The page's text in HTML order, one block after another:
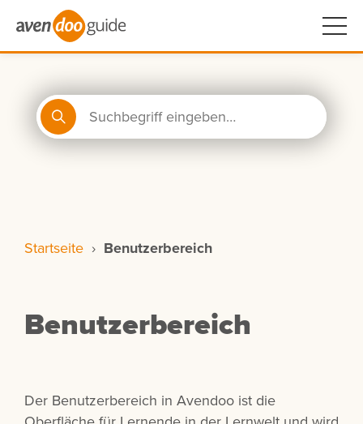
Startseite › Benutzerbereich
Benutzerbereich
Der Benutzerbereich in Avendoo ist die